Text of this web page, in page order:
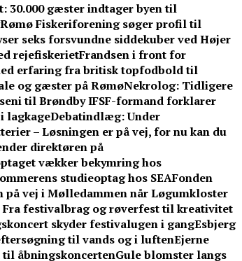
30.000 gæster indtager byen til
Rømø Fiskeriforening søger profil til
seks forsvundne siddekuber ved Højer
rejefiskerietFrandsen i front for
erfaring fra britisk topfodbold til
og gæster på RømøNekrolog: Tidligere
til Brøndby IFSF-formand forklarer
lagkageDebatindlæg: Under
– Løsningen er på vej, for nu kan du
direktøren på
vækker bekymring hos
studieoptag hos SEAFonden
på vej i Mølledammen når Løgumkloster
festivalbrag og røverfest til kreativitet
skyder festivalugen i gangEsbjerg
til vands og i luftenEjerne
åbningskoncertenGule blomster langs